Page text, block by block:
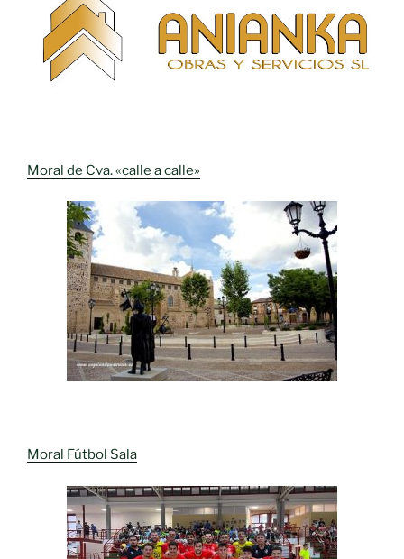
Moral de Cva. «calle a calle»
Moral Fútbol Sala